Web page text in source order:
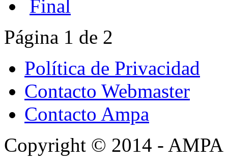
Final
Página 1 de 2
Política de Privacidad
Contacto Webmaster
Contacto Ampa
Copyright © 2014 - AMPA